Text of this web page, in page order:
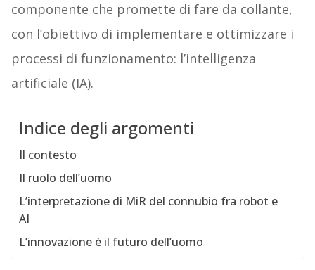
componente che promette di fare da collante,
con l’obiettivo di implementare e ottimizzare i
processi di funzionamento: l’intelligenza
artificiale (IA).
Indice degli argomenti
Il contesto
Il ruolo dell’uomo
L’interpretazione di MiR del connubio fra robot e
AI
L’innovazione è il futuro dell’uomo